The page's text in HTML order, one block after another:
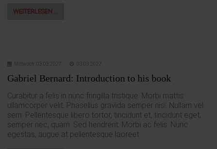
WEITERLESEN …
Mittwoch, 03.03.2027 03.03.2027
Gabriel Bernard: Introduction to his book
Curabitur a felis in nunc fringilla tristique. Morbi mattis
ullamcorper velit. Phasellus gravida semper nisi. Nullam vel
sem. Pellentesque libero tortor, tincidunt et, tincidunt eget,
semper nec, quam. Sed hendrerit. Morbi ac felis. Nunc
egestas, augue at pellentesque laoreet.